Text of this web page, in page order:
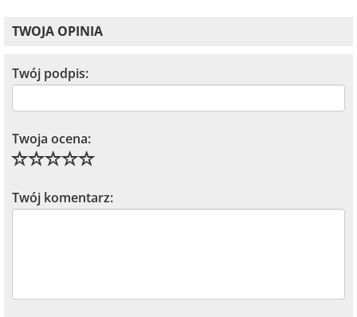
TWOJA OPINIA
Twój podpis:
Twoja ocena:
Twój komentarz: